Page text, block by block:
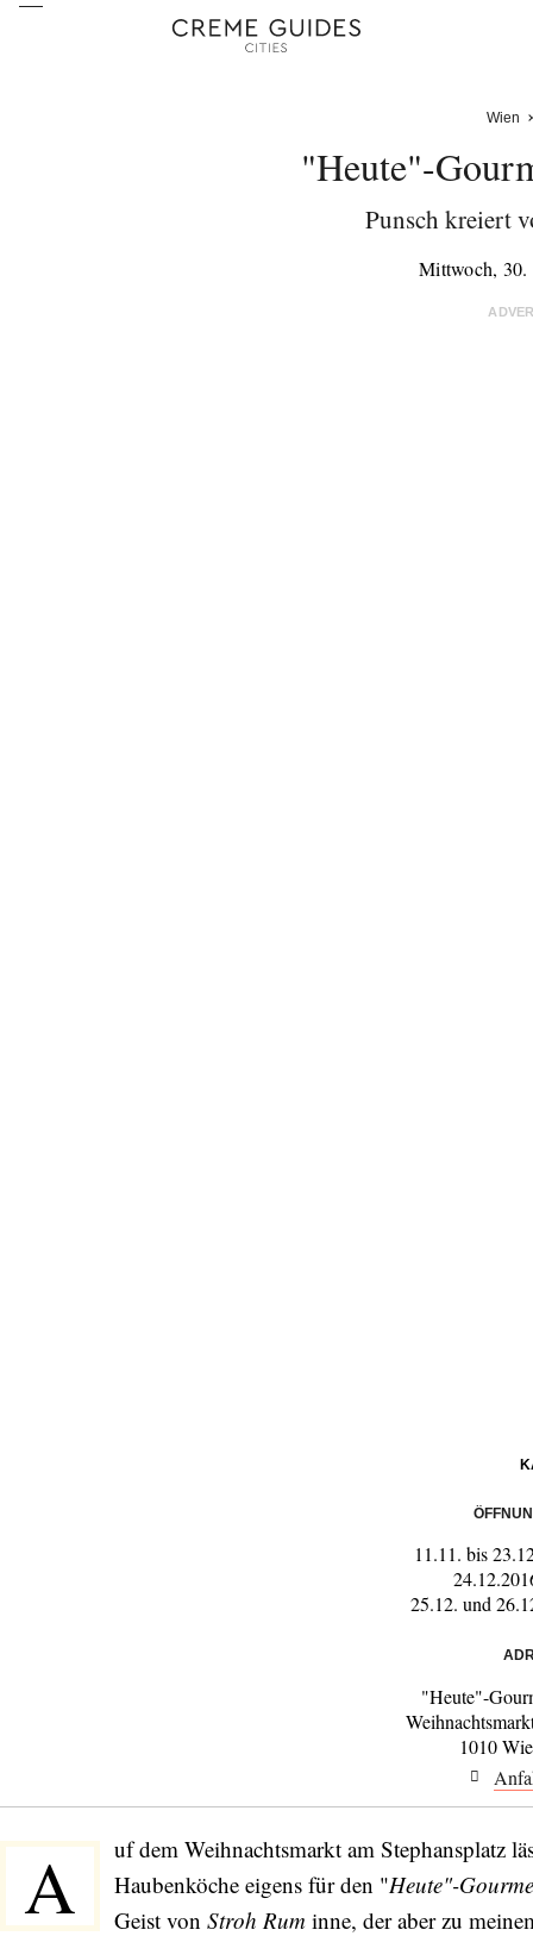
Wien
"Heute"-
Punsch kreiert
Mittwoch, 30.
11.11. bis
25.12. und
"Heute"-
1010
A
uf dem Weihnachtsmarkt am Stephansplatz
Haubenköche eigens für den "Heute"-
Geist von Stroh Rum inne, der aber zu